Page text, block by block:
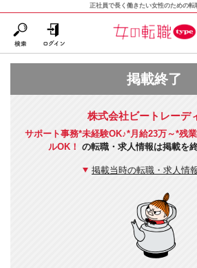
正社員で長く働きたい女性のための転
掲載終了
株式会社ビートレーデ
サポート事務*未経験OK♪*月給23万～*残
ルOK！ の転職・求人情報は掲載を
掲載当時の転職・求人情